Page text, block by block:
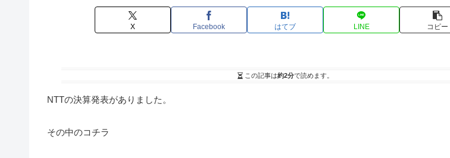
X Facebook はてブ LINE コピー
この記事は約2分で読めます。
NTTの決算発表がありました。
その中のコチラ